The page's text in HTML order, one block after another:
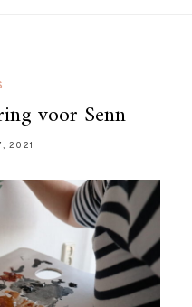
voor Senn
2021